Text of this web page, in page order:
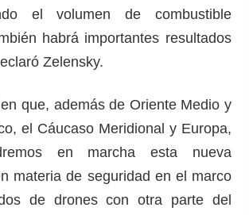
el volumen de combustible
habrá importantes resultados
Zelensky.
que, además de Oriente Medio y
el Cáucaso Meridional y Europa,
en marcha esta nueva
materia de seguridad en el marco
de drones con otra parte del